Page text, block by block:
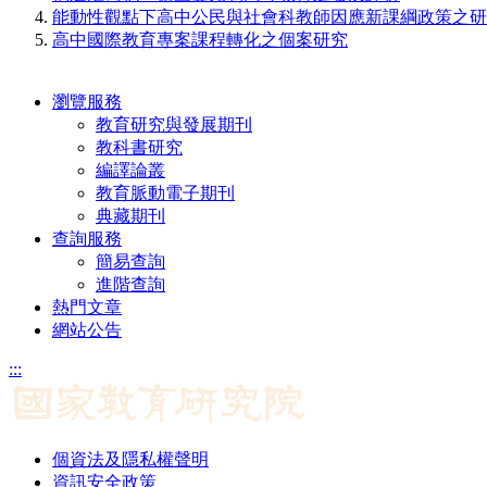
能動性觀點下高中公民與社會科教師因應新課綱政策之
高中國際教育專案課程轉化之個案研究
瀏覽服務
教育研究與發展期刊
教科書研究
編譯論叢
教育脈動電子期刊
典藏期刊
查詢服務
簡易查詢
進階查詢
熱門文章
網站公告
:::
個資法及隱私權聲明
資訊安全政策